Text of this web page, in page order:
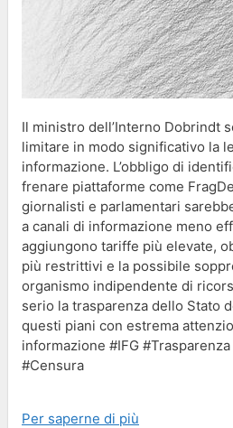
Il ministro dell’Interno Dobrindt
limitare in modo significativo la
informazione. L’obbligo di
frenare piattaforme come
giornalisti e parlamentari
a canali di informazione meno
aggiungono tariffe più elevate,
più restrittivi e la possibile
organismo indipendente di
serio la trasparenza dello Stato
questi piani con estrema
informazione #IFG
#Censura
Per saperne di più